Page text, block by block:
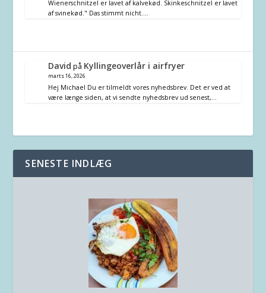
Wienerschnitzel er lavet af kalvekød. Skinkeschnitzel er lavet
af svinekød." Das stimmt nicht.…
David på Kyllingeoverlår i airfryer
marts 16, 2026
Hej Michael Du er tilmeldt vores nyhedsbrev. Det er ved at
være længe siden, at vi sendte nyhedsbrev ud senest,…
SENESTE INDLÆG